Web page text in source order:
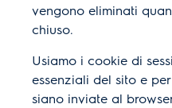
vengono eliminati
chiuso.
Usiamo i cookie di
essenziali del sito e
siano inviate al